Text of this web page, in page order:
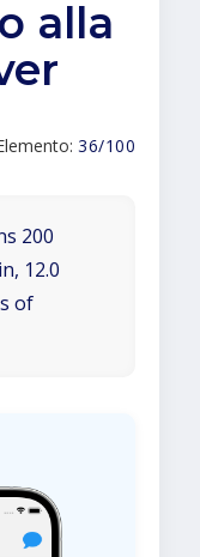
alla
36/100
200
12.0
of